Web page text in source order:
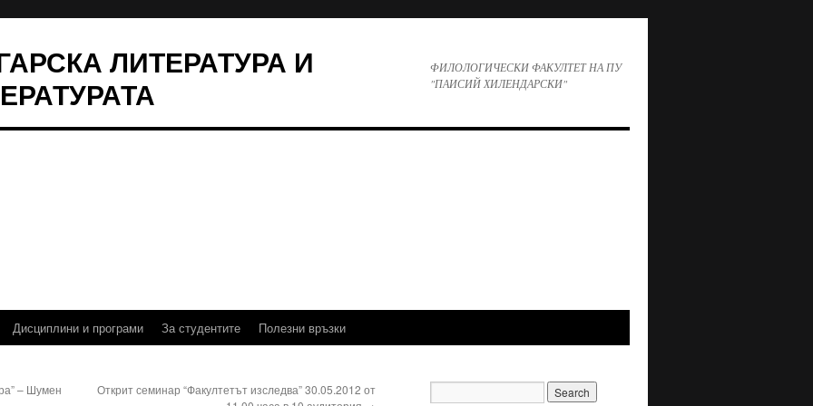
ЛИТЕРАТУРА И
ФИЛОЛОГИЧЕСКИ ФАКУЛТЕТ НА ПУ
"ПАИСИЙ ХИЛЕНДАРСКИ"
Дисциплини и програми За студентите Полезни връзки
– Шумен
Открит семинар “Факултетът изследва” 30.05.2012 от